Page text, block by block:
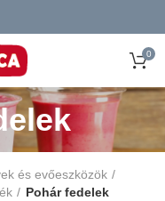
0
és evőeszközök
Pohár fedelek